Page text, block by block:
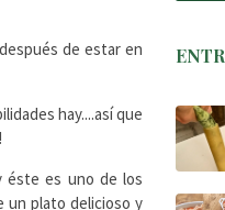
de estar en
hay....así que
éste es uno de los
un plato delicioso y